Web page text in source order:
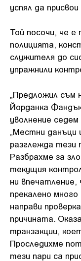
успял да
Той посочи, че е
полицията,
служителя до
упражнили
„Предложил
Йорданка
уволнение
„Местни
разглежда тези
Разбрахме за
текущия
ни
прекалено
направи
причината.
транзакции,
Проследихме
тези пари са